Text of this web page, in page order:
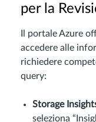
per la
Il portale Azure
accedere alle
richiedere
query:
Storage
seleziona